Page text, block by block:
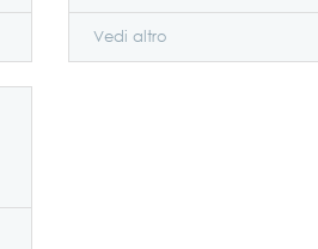
Industria. Polimeri organici.
Materiali compositi e relativi
Industriale nel settore Alta
Vedi altro